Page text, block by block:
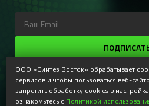
Регистрируясь, Вы
информационные рассылки и
доступные только для
Политикой
ООО «Синтез Восток» обрабатывает
сервисов и чтобы пользоваться веб-
запретить обработку cookies в
ознакомьтесь с Политикой